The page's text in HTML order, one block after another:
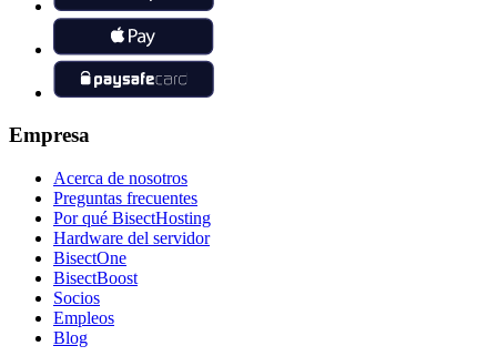
Empresa
Acerca de nosotros
Preguntas frecuentes
Por qué BisectHosting
Hardware del servidor
BisectOne
BisectBoost
Socios
Empleos
Blog